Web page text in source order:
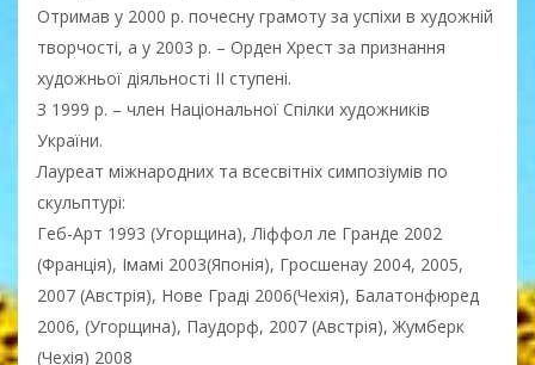
Отримав у 2000 р. почесну грамоту за успіхи в художній
творчості, а у 2003 р. – Орден Хрест за признання
художньої діяльності ІІ ступені.
З 1999 р. – член Національної Спілки художників
України.
Лауреат міжнародних та всесвітніх симпозіумів по
скульптурі:
Геб-Арт 1993 (Угорщина), Ліффол ле Гранде 2002
(Франція), Імамі 2003(Японія), Гросшенау 2004, 2005,
2007 (Австрія), Нове Граді 2006(Чехія), Балатонфюред
2006, (Угорщина), Паудорф, 2007 (Австрія), Жумберк
(Чехія) 2008